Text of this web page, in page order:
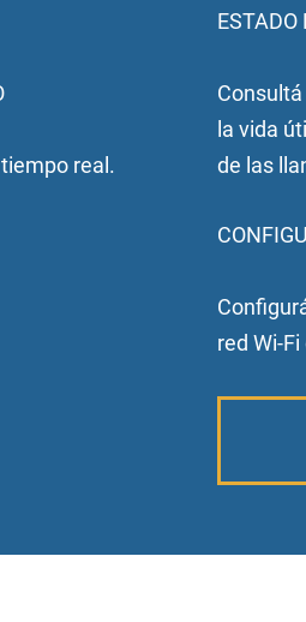
real.
ESTADO
la vida
de las
red Wi-